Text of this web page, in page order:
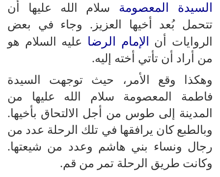
السيدة المعصومة سلام الله عليها أن
تتحمل بُعد أخيها العزيز. وجاء في بعض
الروايات أن الإمام الرضا عليه السلام هو
من أراد أن تأتي أخته إليه.
وهكذا وقع الأمر، حيث توجهت السيدة
فاطمة المعصومة سلام الله عليها من
المدينة إلى طوس من أجل الالتحاق بأخيها.
وبالطبع كان يرافقها في تلك الرحلة عدد من
رجال ونساء بني هاشم وعدد من شيعتها.
وكانت طريق الرحلة تمر من قم.